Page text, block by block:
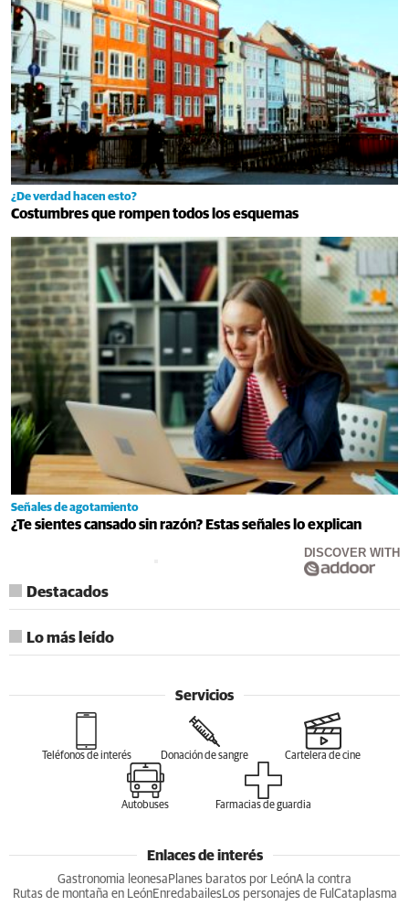
¿De verdad hacen esto?
Costumbres que rompen todos los esquemas
Señales de agotamiento
¿Te sientes cansado sin razón? Estas señales lo explican
DISCOVER WITH
Destacados
Lo más leído
Servicios
Teléfonos de interés Donación de sangre Cartelera de cine
Autobuses Farmacias de guardia
Enlaces de interés
Gastronomia leonesa Planes baratos por LeónA la contra
Rutas de montaña en LeónEnredabailesLos personajes de Ful Cataplasma